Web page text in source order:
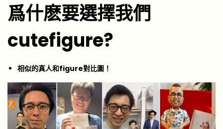
爲什麽要選擇我們
cutefigure?
相似的真人和figure對比圖！